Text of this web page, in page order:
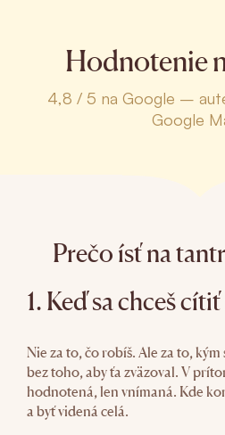
Hodnotenie
4,8 / 5 na Google –
Google
Prečo ísť na
1. Keď sa chceš
Nie za to, čo robíš. Ale za to,
bez toho, aby ťa zväzoval. V
hodnotená, len vnímaná. Kde
a byť videná celá.